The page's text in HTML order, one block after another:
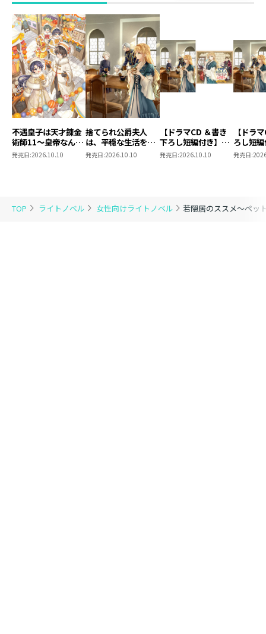
TOP ライトノベル 女性向けライトノベル 若隠居のススメ～ペッ
調理にも慣れ、諸悪の根源・宇宙ダンジョン踏破が近づ
く中……同行したお目付け役が、亡命中の敵対星系の王
子だと判明！ 人同士の争いにも巻き込まれていき？
友のためなら、無重力戦闘も宇宙戦争もお任せあれ！
仲良し若隠居コンビのまったり冒険譚！
＜コミックス情報＞
「一緒に隠居生活しよう！」
ダンジョンで家庭菜園、ペットは神獣!?
仲良し若隠居コンビのまったり冒険譚！
待望のコミカライズ第１巻！
彦は、平穏な日常を求めて若隠居を始めたはずが、自宅
不遇皇子は天才錬金
術師11～皇帝なんて
柄じゃないので弟妹
発売日:2026.10.10
捨てられ公爵夫人
は、平穏な生活をお
望みのようです5
発売日:2026.10.10
【ドラマCD ＆書き
下ろし短編付き】捨
てられ公爵夫人は、
発売日:2026.10.10
【ドラ
ろし短
られ公
発売日: